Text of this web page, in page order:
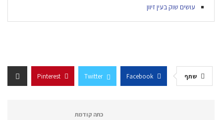
עושים שוק בעין זיוון
שתף Facebook
Twitter
Pinterest
כתה קודמת